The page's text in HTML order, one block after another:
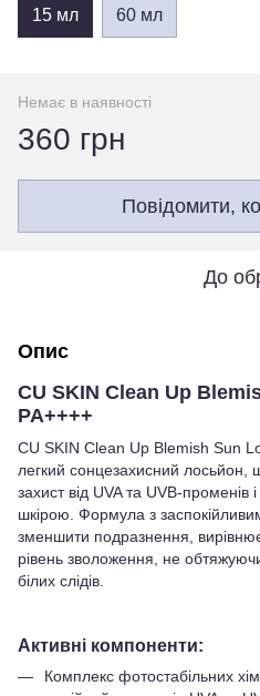
15 мл 60 мл
Немає в наявності
360 грн
Повідомити,
До
Опис
CU SKIN Clean Up
PA++++
CU SKIN Clean Up Blemish Sun
легкий сонцезахисний лосьйон,
захист від UVA та UVB-променів
шкірою. Формула з
зменшити подразнення,
рівень зволоження, не
білих слідів.
Активні компоненти:
Комплекс фотостабільних